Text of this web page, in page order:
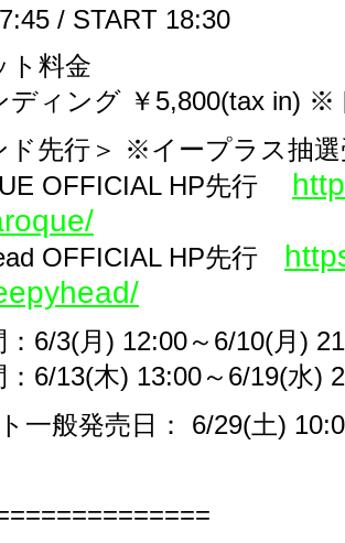
/ START 18:30
料金
ディング ￥5,800(tax in)
ド先行＞ ※イープラス抽
OFFICIAL HP先行
OFFICIAL HP先行
：6/3(月) 12:00～6/10(月)
：6/13(木) 13:00～6/19(水)
一般発売日： 6/29(土)